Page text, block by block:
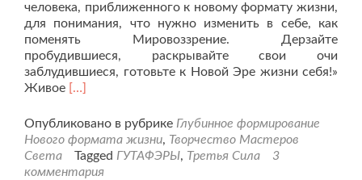
человека, приближенного к новому формату жизни,
для понимания, что нужно изменить в себе, как
поменять Мировоззрение. Дерзайте
пробудившиеся, раскрывайте свои очи
заблудившиеся, готовьте к Новой Эре жизни себя!»
Живое Читать
проСтруктура
Третьей
Силы,
её
[…]
Опубликовано в рубрике Глубинное формирование
Нового формата жизни, Творчество Мастеров
Света
Tagged ГУТАФЭРЫ, Третья Сила
3
комментария